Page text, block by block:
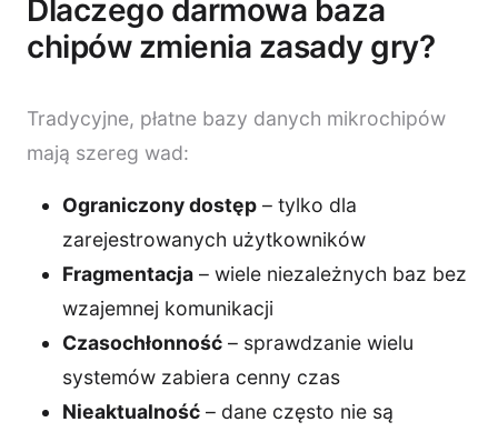
Dlaczego darmowa baza
chipów zmienia zasady gry?
Tradycyjne, płatne bazy danych mikrochipów
mają szereg wad:
Ograniczony dostęp – tylko dla
zarejestrowanych użytkowników
Fragmentacja – wiele niezależnych baz bez
wzajemnej komunikacji
Czasochłonność – sprawdzanie wielu
systemów zabiera cenny czas
Nieaktualność – dane często nie są